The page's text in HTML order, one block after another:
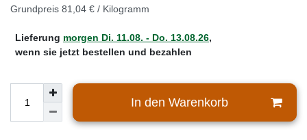
Grundpreis 81,04 € / Kilogramm
Lieferung morgen Di. 11.08. - Do. 13.08.26,
wenn sie jetzt bestellen und bezahlen
In den Warenkorb